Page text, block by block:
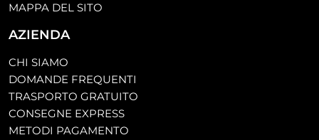
MAPPA DEL SITO
AZIENDA
CHI SIAMO
DOMANDE FREQUENTI
TRASPORTO GRATUITO
CONSEGNE EXPRESS
METODI PAGAMENTO